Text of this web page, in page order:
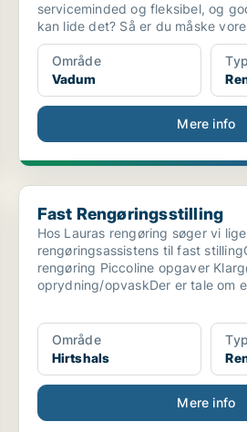
serviceminded og fleksibel, og
kan lide det? Så er du måske
Område
Vadum
Mere info
Fast Rengøringsstilling
Fast Rengøringsstilling
Hos Lauras rengøring søger vi
rengøringsassistens til fast
rengøring Piccoline opgaver
oprydning/opvaskDer er tale om
Område
Hirtshals
Mere info